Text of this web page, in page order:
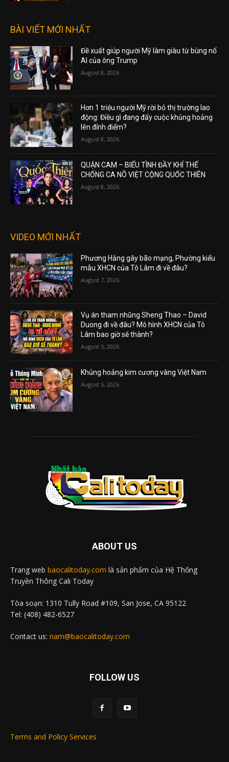
BÀI VIẾT MỚI NHẤT
Đề xuất giúp người Mỹ làm giàu từ bùng nổ
AI của ông Trump
August 8, 2026
Hơn 1 triệu người Mỹ rời bỏ thị trường lao
động: Điều gì đang đẩy cuộc khủng hoảng
lên đỉnh điểm?
August 8, 2026
QUẬN CAM – BIỂU TÌNH ĐẦY KHÍ THẾ
CHỐNG CA NÔ VIỆT CỘNG QUỐC THIÊN
August 8, 2026
VIDEO MỚI NHẤT
Phương Hằng gây bão mạng, Phường kiểu
mẫu XHCN của Tô Lâm đi về đâu?
August 7, 2026
Vụ án tham nhũng Sheng Thao – David
Duong đi về đâu? Mô hình XHCN của Tô
Lâm bao giờ sẽ thành?
August 5, 2026
Khủng hoảng kim cương vàng Việt Nam
August 5, 2026
ABOUT US
Trang web baocalitoday.com là sản phẩm của Hệ Thống
Truyền Thông Cali Today
Tòa soạn: 1310 Tully Road #109, San Jose, CA 95122
Tel: (408) 482-6527
Contact us: nam@baocalitoday.com
FOLLOW US
Terms and Policy Services